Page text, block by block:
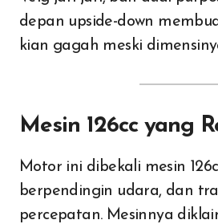
depan upside-down
kian gagah meski
Mesin 126cc yang
Motor ini dibekali mesin
berpendingin udara, dan
percepatan. Mesinnya